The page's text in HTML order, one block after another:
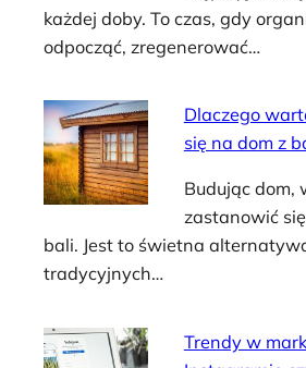
każdej doby. To czas, gdy
odpocząć, zregenerować…
Dlaczego
się na dom z
Budując dom,
zastanowić
bali. Jest to świetna
tradycyjnych…
Trendy w